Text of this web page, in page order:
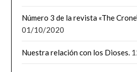
Número 3 de la revista «The
01/10/2020
Nuestra relación con los Dioses.